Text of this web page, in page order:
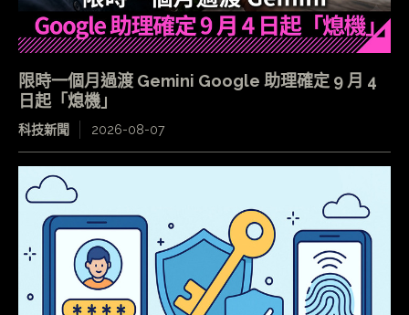
限時一個月過渡 Gemini Google 助理確定 9 月 4
日起「熄機」
科技新聞 2026-08-07